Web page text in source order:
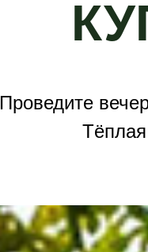
Проведите